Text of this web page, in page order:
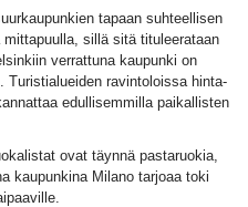
tapaan suhteellisen
sillä sitä tituleerataan
verrattuna kaupunki on
Turistialueiden ravintoloissa hinta-
edullisemmilla paikallisten
ovat täynnä pastaruokia,
kaupunkina Milano tarjoaa toki